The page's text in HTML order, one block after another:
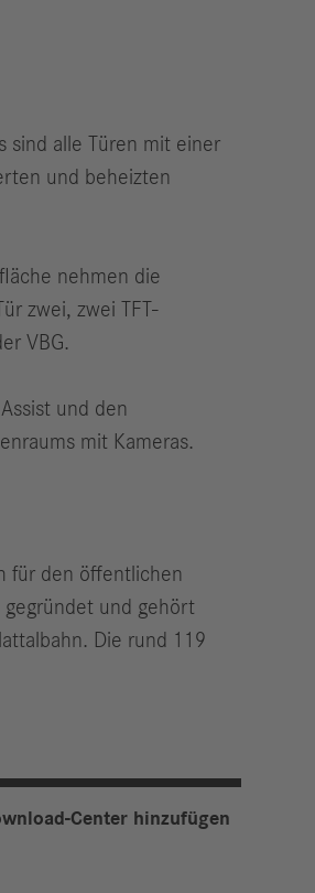
sind alle Türen mit einer
und beheizten
nehmen die
zwei, zwei TFT-
VBG.
und den
mit Kameras.
für den öffentlichen
gegründet und gehört
Die rund 119
Center hinzufügen